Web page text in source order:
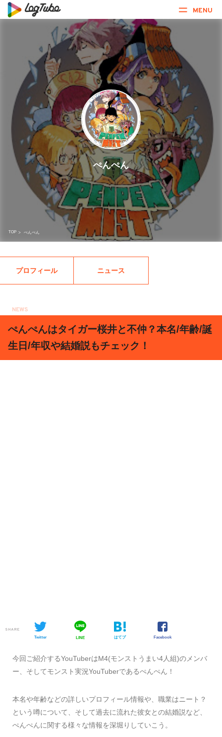
MENU
ぺんぺん
TOP > ぺんぺん
プロフィール ニュース
NEWS
ぺんぺんはタイガー桜井と不仲？本名/年齢/誕
生日/年収や結婚説もチェック！
SHARE
Twitter LINE はてブ Facebook
今回ご紹介するYouTuberはM4(モンストうまい4人組)のメンバ
ー、そしてモンスト実況YouTuberであるぺんぺん！
本名や年齢などの詳しいプロフィール情報や、職業はニート？
という噂について、そして過去に流れた彼女との結婚説など、
ぺんぺんに関する様々な情報を深堀りしていこう。